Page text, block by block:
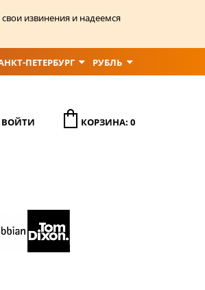
извинения и надеемся
ПЕТЕРБУРГ РУБЛЬ
ВОЙТИ КОРЗИНА: 0